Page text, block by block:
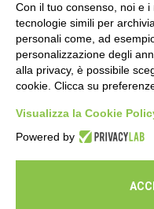
Con il tuo consenso, noi e
tecnologie simili per
personali come, ad
personalizzazione degli
alla privacy, è possibile
cookie. Clicca su
Visualizza la Cookie
Powered by